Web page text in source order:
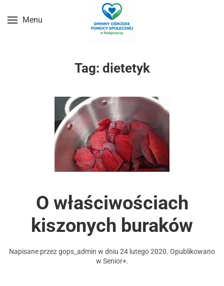
Przejdź do treści głównej
Menu
Tag: dietetyk
O właściwościach
kiszonych buraków
Napisane przezgops_admin w dniu 24 lutego 2020. Opublikowano
w Senior+.